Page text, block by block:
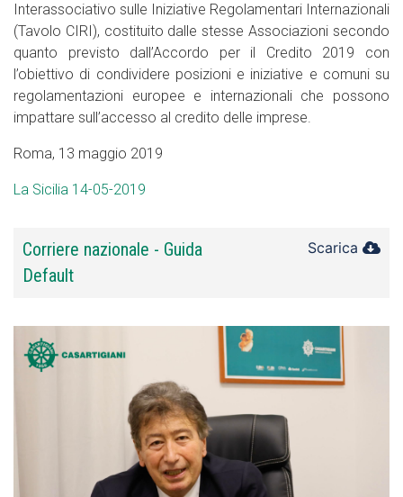
Interassociativo sulle Iniziative Regolamentari Internazionali
(Tavolo CIRI), costituito dalle stesse Associazioni secondo
quanto previsto dall’Accordo per il Credito 2019 con
l’obiettivo di condividere posizioni e iniziative e comuni su
regolamentazioni europee e internazionali che possono
impattare sull’accesso al credito delle imprese.
Roma, 13 maggio 2019
La Sicilia 14-05-2019
Corriere nazionale - Guida
Default
Scarica